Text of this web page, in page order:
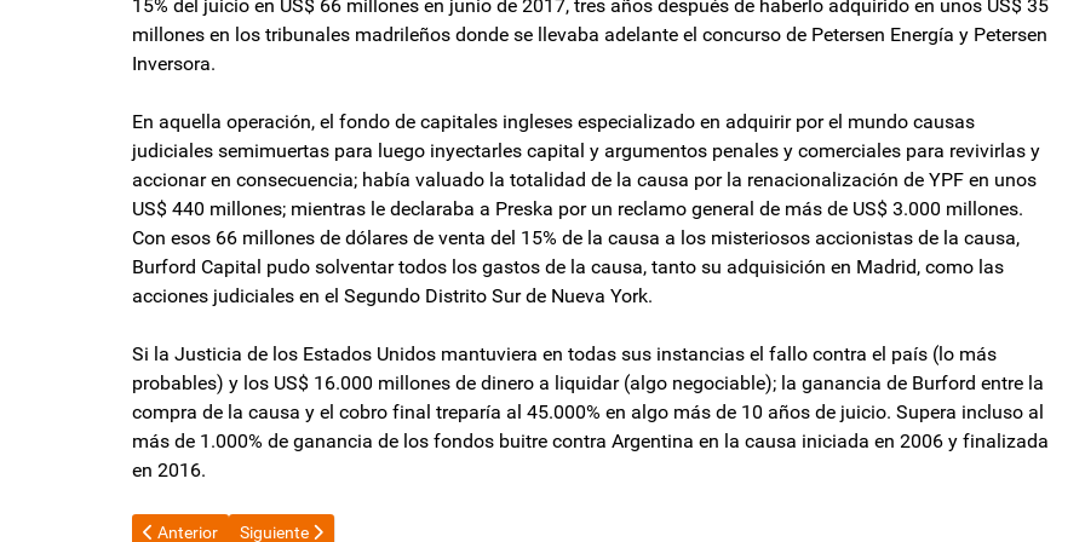
15% del juicio en US$ 66 millones en junio de 2017, tres años después de haberlo adquirido en unos US$ 35
millones en los tribunales madrileños donde se llevaba adelante el concurso de Petersen Energía y Petersen
Inversora.
En aquella operación, el fondo de capitales ingleses especializado en adquirir por el mundo causas
judiciales semimuertas para luego inyectarles capital y argumentos penales y comerciales para revivirlas y
accionar en consecuencia; había valuado la totalidad de la causa por la renacionalización de YPF en unos
US$ 440 millones; mientras le declaraba a Preska por un reclamo general de más de US$ 3.000 millones.
Con esos 66 millones de dólares de venta del 15% de la causa a los misteriosos accionistas de la causa,
Burford Capital pudo solventar todos los gastos de la causa, tanto su adquisición en Madrid, como las
acciones judiciales en el Segundo Distrito Sur de Nueva York.
Si la Justicia de los Estados Unidos mantuviera en todas sus instancias el fallo contra el país (lo más
probables) y los US$ 16.000 millones de dinero a liquidar (algo negociable); la ganancia de Burford entre la
compra de la causa y el cobro final treparía al 45.000% en algo más de 10 años de juicio. Supera incluso al
más de 1.000% de ganancia de los fondos buitre contra Argentina en la causa iniciada en 2006 y finalizada
en 2016.
Artículo anterior: La jugada del PRO para intentar desactivar el dietazo a mano alzada de los senadores
Anterior Artículo siguiente: Jorge Brito sobre Catamarca: "es una provincia que hace mucho tiempo predica el equilibrio
Siguiente